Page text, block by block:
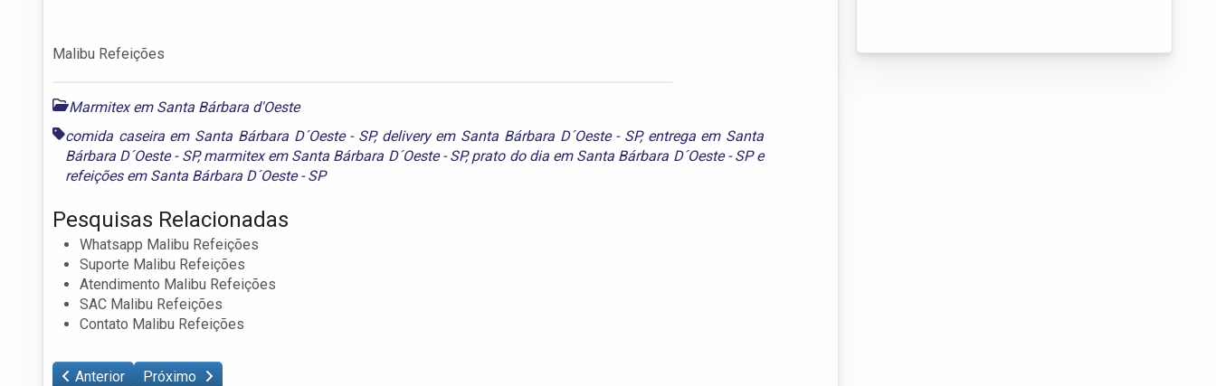
Malibu Refeições
Marmitex em Santa Bárbara d'Oeste
comida caseira em Santa Bárbara D´Oeste - SP, delivery em Santa Bárbara D´Oeste - SP, entrega em Santa
Bárbara D´Oeste - SP,marmitex em Santa Bárbara D´Oeste - SP,prato do dia em Santa Bárbara D´Oeste - SPe
refeições em Santa Bárbara D´Oeste - SP
Pesquisas Relacionadas
Whatsapp Malibu Refeições
Suporte Malibu Refeições
Atendimento Malibu Refeições
SAC Malibu Refeições
Contato Malibu Refeições
Anterior Próximo